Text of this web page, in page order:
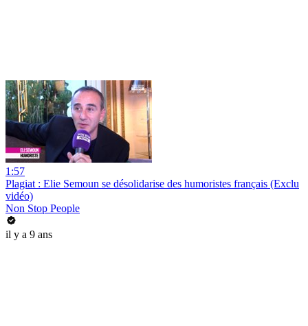
1:57
Plagiat : Elie Semoun se désolidarise des humoristes français (Exclu
vidéo)
Non Stop People
il y a 9 ans